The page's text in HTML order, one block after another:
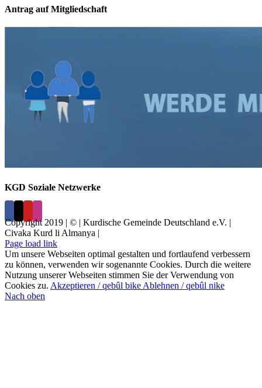
Antrag auf Mitgliedschaft
KGD Soziale Netzwerke
Copyright 2019 | © | Kurdische Gemeinde Deutschland e.V. |
Civaka Kurd li Almanya |
Page load link
Um unsere Webseiten optimal gestalten und fortlaufend verbessern
zu können, verwenden wir sogenannte Cookies. Durch die weitere
Nutzung unserer Webseiten stimmen Sie der Verwendung von
Cookies zu. Akzeptieren / qebûl bikeAblehnen / qebûl nike
Nach oben